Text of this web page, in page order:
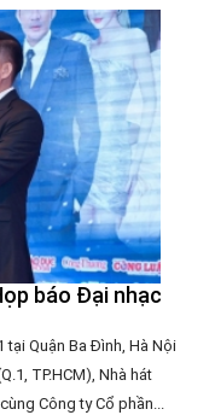
báo Đại nhạc
Quận Ba Đình, Hà Nội
TP.HCM), Nhà hát
Công ty Cổ phần...